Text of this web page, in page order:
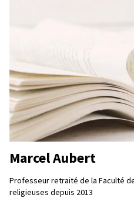
Marcel Aubert
Professeur retraité de la Faculté
religieuses depuis 2013